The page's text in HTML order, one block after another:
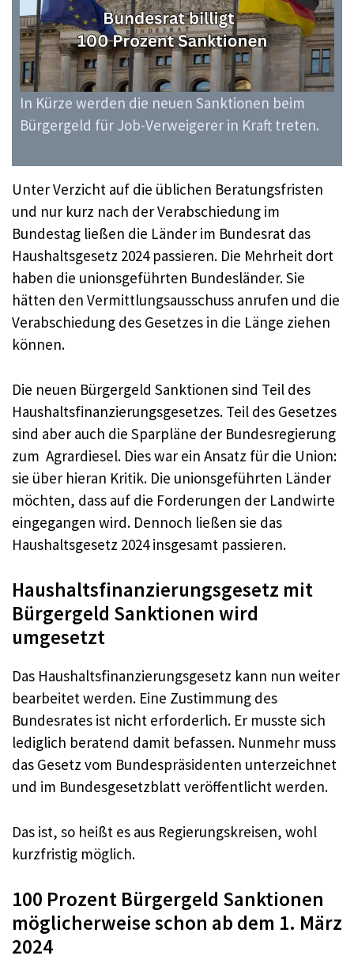
In Kürze werden die neuen Sanktionen beim
Bürgergeld für Job-Verweigerer in Kraft treten.
Unter Verzicht auf die üblichen Beratungsfristen
und nur kurz nach der Verabschiedung im
Bundestag ließen die Länder im Bundesrat das
Haushaltsgesetz 2024 passieren. Die Mehrheit dort
haben die unionsgeführten Bundesländer. Sie
hätten den Vermittlungsausschuss anrufen und die
Verabschiedung des Gesetzes in die Länge ziehen
können.
Die neuen Bürgergeld Sanktionen sind Teil des
Haushaltsfinanzierungsgesetzes. Teil des Gesetzes
sind aber auch die Sparpläne der Bundesregierung
zum Agrardiesel. Dies war ein Ansatz für die Union:
sie über hieran Kritik. Die unionsgeführten Länder
möchten, dass auf die Forderungen der Landwirte
eingegangen wird. Dennoch ließen sie das
Haushaltsgesetz 2024 insgesamt passieren.
Haushaltsfinanzierungsgesetz mit
Bürgergeld Sanktionen wird
umgesetzt
Das Haushaltsfinanzierungsgesetz kann nun weiter
bearbeitet werden. Eine Zustimmung des
Bundesrates ist nicht erforderlich. Er musste sich
lediglich beratend damit befassen. Nunmehr muss
das Gesetz vom Bundespräsidenten unterzeichnet
und im Bundesgesetzblatt veröffentlicht werden.
Das ist, so heißt es aus Regierungskreisen, wohl
kurzfristig möglich.
100 Prozent Bürgergeld Sanktionen
möglicherweise schon ab dem 1. März
2024